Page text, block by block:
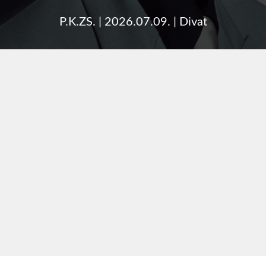
P.K.ZS. 2026.07.09. Divat